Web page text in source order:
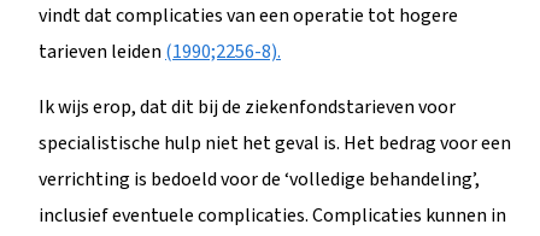
vindt dat complicaties van een operatie tot hogere
tarieven leiden(1990;2256-8).
Ik wijs erop, dat dit bij de ziekenfondstarieven voor
specialistische hulp niet het geval is. Het bedrag voor een
verrichting is bedoeld voor de ‘volledige behandeling’,
inclusief eventuele complicaties. Complicaties kunnen in